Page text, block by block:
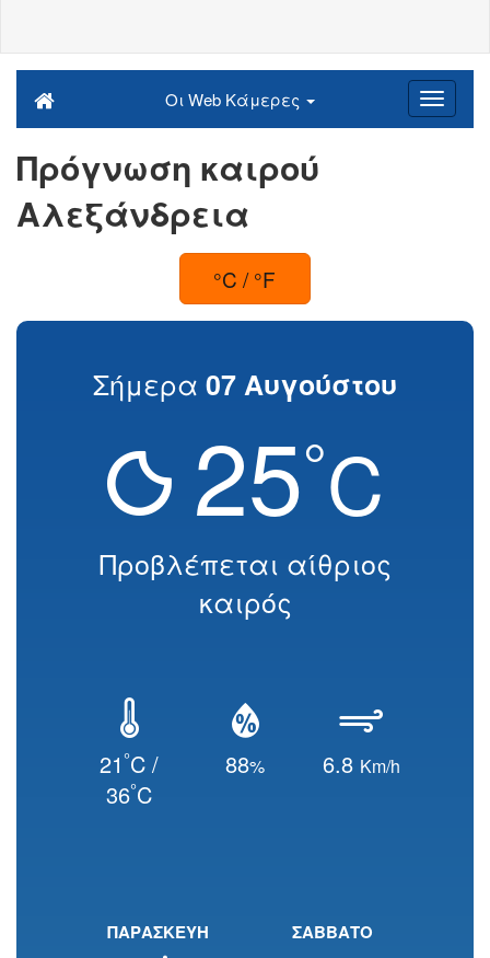
Οι Web Κάμερες
Πρόγνωση καιρού
Αλεξάνδρεια
°C / °F
Σήμερα 07 Αυγούστου
25°C
Προβλέπεται αίθριος
καιρός
21°C /
36°C
88% 6.8 Km/h
ΠΑΡΑΣΚΕΥΗ ΣΑΒΒΑΤΟ